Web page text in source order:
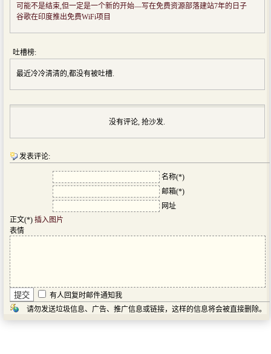
可能不是结束,但一定是一个新的开始—写在免费资源部落建站7年的日子
谷歌在印度推出免费WiFi项目
吐槽榜:
最近冷冷清清的,都没有被吐槽.
没有评论, 抢沙发.
发表评论:
名称(*)
邮箱(*)
网址
正文(*) 插入图片
表情
有人回复时邮件通知我
请勿发送垃圾信息、广告、推广信息或链接，这样的信息将会被直接删除。